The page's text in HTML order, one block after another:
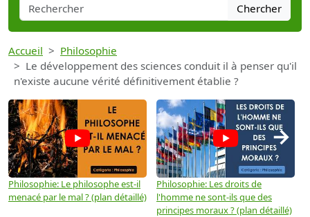
Chercher
Accueil
Philosophie
Le développement des sciences conduit il à penser qu'il
n'existe aucune vérité définitivement établie ?
Philosophie: Le philosophe est-il
menacé par le mal ? (plan détaillé)
Philosophie: Les droits de
l'homme ne sont-ils que des
principes moraux ? (plan détaillé)
→